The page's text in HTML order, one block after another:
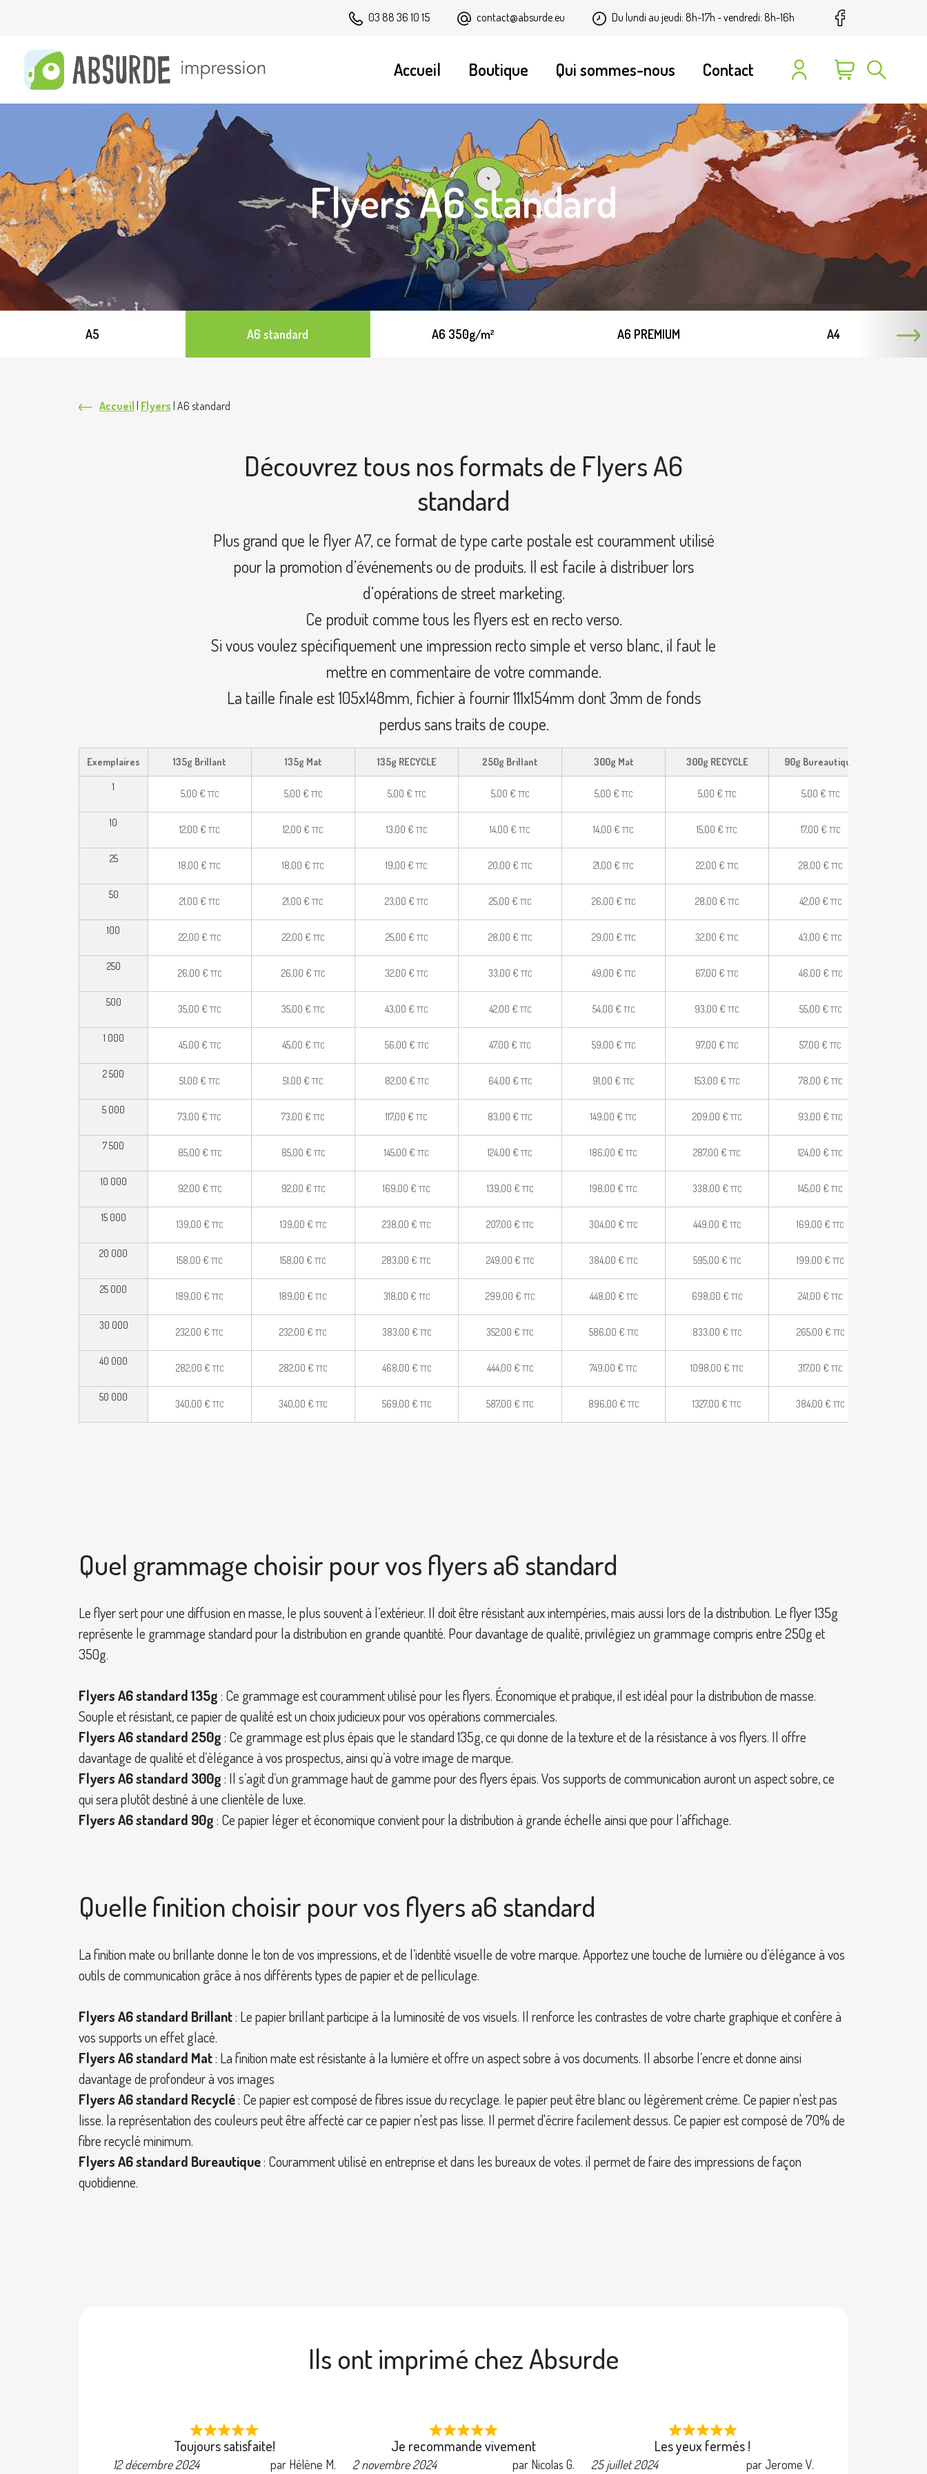
03 88 36 10 15 contact@absurde.eu Du lundi au jeudi: 8h-17h - vendredi: 8h-16h
Accueil Boutique Qui sommes-nous Contact
Flyers A6 standard
A5 A6 standard A6 350g/m² A6 PREMIUM A4
Accueil Flyers A6 standard
Découvrez tous nos formats de Flyers A6
standard
Plus grand que le flyer A7, ce format de type carte postale est couramment utilisé
pour la promotion d’événements ou de produits. Il est facile à distribuer lors
d’opérations de street marketing.
Ce produit comme tous les flyers est en recto verso.
Si vous voulez spécifiquement une impression recto simple et verso blanc, il faut le
mettre en commentaire de votre commande.
La taille finale est 105x148mm, fichier à fournir 111x154mm dont 3mm de fonds
perdus sans traits de coupe.
Exemplaires 135g Brillant 135g Mat 135g RECYCLE 250g Brillant 300g Mat 300g RECYCLE 90g Bureautique
1
5,00 € TTC 5,00 € TTC 5,00 € TTC 5,00 € TTC 5,00 € TTC 5,00 € TTC 5,00 € TTC
10
12,00 € TTC 12,00 € TTC 13,00 € TTC 14,00 € TTC 14,00 € TTC 15,00 € TTC 17,00 € TTC
25
18,00 € TTC 18,00 € TTC 19,00 € TTC 20,00 € TTC 21,00 € TTC 22,00 € TTC 28,00 € TTC
50
21,00 € TTC 21,00 € TTC 23,00 € TTC 25,00 € TTC 26,00 € TTC 28,00 € TTC 42,00 € TTC
100
22,00 € TTC 22,00 € TTC 25,00 € TTC 28,00 € TTC 29,00 € TTC 32,00 € TTC 43,00 € TTC
250
26,00 € TTC 26,00 € TTC 32,00 € TTC 33,00 € TTC 49,00 € TTC 67,00 € TTC 46,00 € TTC
500
35,00 € TTC 35,00 € TTC 43,00 € TTC 42,00 € TTC 54,00 € TTC 93,00 € TTC 55,00 € TTC
1 000
45,00 € TTC 45,00 € TTC 56,00 € TTC 47,00 € TTC 59,00 € TTC 97,00 € TTC 57,00 € TTC
2 500
51,00 € TTC 51,00 € TTC 82,00 € TTC 64,00 € TTC 91,00 € TTC 153,00 € TTC 78,00 € TTC
5 000
73,00 € TTC 73,00 € TTC 117,00 € TTC 83,00 € TTC 149,00 € TTC 209,00 € TTC 93,00 € TTC
7 500
85,00 € TTC 85,00 € TTC 145,00 € TTC 124,00 € TTC 186,00 € TTC 287,00 € TTC 124,00 € TTC
10 000
92,00 € TTC 92,00 € TTC 169,00 € TTC 139,00 € TTC 198,00 € TTC 338,00 € TTC 145,00 € TTC
15 000
139,00 € TTC 139,00 € TTC 238,00 € TTC 207,00 € TTC 304,00 € TTC 449,00 € TTC 169,00 € TTC
20 000
158,00 € TTC 158,00 € TTC 283,00 € TTC 249,00 € TTC 384,00 € TTC 595,00 € TTC 199,00 € TTC
25 000
189,00 € TTC 189,00 € TTC 318,00 € TTC 299,00 € TTC 448,00 € TTC 698,00 € TTC 241,00 € TTC
30 000
232,00 € TTC 232,00 € TTC 383,00 € TTC 352,00 € TTC 586,00 € TTC 833,00 € TTC 265,00 € TTC
40 000
282,00 € TTC 282,00 € TTC 468,00 € TTC 444,00 € TTC 749,00 € TTC 1098,00 € TTC 317,00 € TTC
50 000
340,00 € TTC 340,00 € TTC 569,00 € TTC 587,00 € TTC 896,00 € TTC 1327,00 € TTC 384,00 € TTC
Quel grammage choisir pour vos flyers a6 standard
Le flyer sert pour une diffusion en masse, le plus souvent à l’extérieur. Il doit être résistant aux intempéries, mais aussi lors de la distribution. Le flyer 135g
représente le grammage standard pour la distribution en grande quantité. Pour davantage de qualité, privilégiez un grammage compris entre 250g et
350g.
Flyers A6 standard 135g : Ce grammage est couramment utilisé pour les flyers. Économique et pratique, il est idéal pour la distribution de masse.
Souple et résistant, ce papier de qualité est un choix judicieux pour vos opérations commerciales.
Flyers A6 standard 250g : Ce grammage est plus épais que le standard 135g, ce qui donne de la texture et de la résistance à vos flyers. Il offre
davantage de qualité et d’élégance à vos prospectus, ainsi qu’à votre image de marque.
Flyers A6 standard 300g : Il s’agit d’un grammage haut de gamme pour des flyers épais. Vos supports de communication auront un aspect sobre, ce
qui sera plutôt destiné à une clientèle de luxe.
Flyers A6 standard 90g : Ce papier léger et économique convient pour la distribution à grande échelle ainsi que pour l’affichage.
Quelle finition choisir pour vos flyers a6 standard
La finition mate ou brillante donne le ton de vos impressions, et de l’identité visuelle de votre marque. Apportez une touche de lumière ou d’élégance à vos
outils de communication grâce à nos différents types de papier et de pelliculage.
Flyers A6 standard Brillant: Le papier brillant participe à la luminosité de vos visuels. Il renforce les contrastes de votre charte graphique et confère à
vos supports un effet glacé.
Flyers A6 standard Mat: La finition mate est résistante à la lumière et offre un aspect sobre à vos documents. Il absorbe l’encre et donne ainsi
davantage de profondeur à vos images
Flyers A6 standard Recyclé: Ce papier est composé de fibres issue du recyclage. le papier peut être blanc ou légèrement crème. Ce papier n'est pas
lisse. la représentation des couleurs peut être affecté car ce papier n'est pas lisse. Il permet d'écrire facilement dessus. Ce papier est composé de 70% de
fibre recyclé minimum.
Flyers A6 standard Bureautique: Couramment utilisé en entreprise et dans les bureaux de votes. il permet de faire des impressions de façon
quotidienne.
Ils ont imprimé chez Absurde
Toujours satisfaite!
12 décembre 2024 par Hélène M.
Je recommande vivement
2 novembre 2024 par Nicolas G.
Les yeux fermés !
25 juillet 2024 par Jerome V.